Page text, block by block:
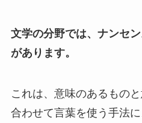
文学の分野では、ナンセ
があります。
これは、意味のあるもの
合わせて言葉を使う手法